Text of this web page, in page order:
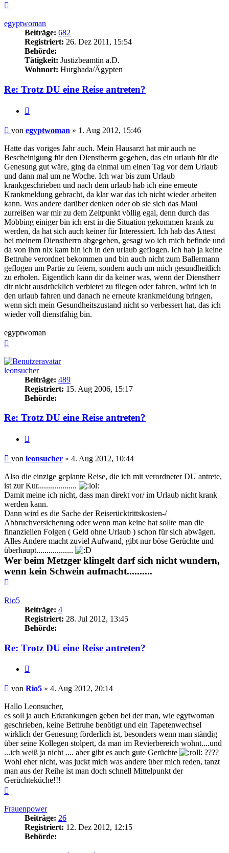
egyptwoman
Beiträge: 682
Registriert: 26. Dez 2011, 15:54
Behörde:
Tätigkeit: Justizbeamtin a.D.
Wohnort: Hurghada/Ägypten
Re: Trotz DU eine Reise antreten?
Beitrag
von egyptwoman » 1. Aug 2012, 15:46
Hatte das voriges Jahr auch. Mein Hausarzt hat mir auch ne
Bescheinigung für den Dienstherrn gegeben, das ein urlaub für die
Genesung gut wäre, ging da einmal um einen Tag vor dem Urlaub
und dann mal um ne Woche. Ich war bis zum Urlaub
krankgeschrieben und nach dem urlaub hab ich eine erneute
Krankmeldung gebracht, da klar war das ich nicht wieder arbeiten
kann. Was andere darüber denken oder ob sie sich das Maul
zurreißen war mir zu dem Zeitpunkt völlig egal, denn durch das
Mobbing einiger bin ich erst in die Situation gekommen krank zu
werden, da hat sich auch keiner für Interessiert. Ich hab das Attest
bei meinem Dienstherrn abgegeben, gesagt wo ich mich befinde und
da von ihm nix kam bin ich in den urlaub geflogen. Ich hab ja keine
Bettruhe verordnet bekommen und bin auch nicht zum Ballermann
geflogen um Partie zu feiern, sondern auch um mich gesundheitlich
zu erholen. Eigentlich kann dir da keiner was, wenn der Dienstherr
dir nicht ausdrücklich verbietet zu fliegen oder fahren, würd ich in
den urlaub fahren und danach ne erneute krankmeldung bringen,
wenn sich mein Gesundheitszustand nicht so verbessert hat, das ich
wieder voll dienstfähig bin.
egyptwoman
leonsucher
Beiträge: 489
Registriert: 15. Aug 2006, 15:17
Behörde:
Re: Trotz DU eine Reise antreten?
Beitrag
von leonsucher » 4. Aug 2012, 10:44
Also die einzige geplante Reise, die ich mit verordneter DU antrete,
ist zur Kur...................
Damit meine ich nicht, dass man direkt vor/ im Urlaub nicht krank
werden kann.
Dann wird es die Sache der Reiserücktrittskosten-/
Abbruchversicherung oder wenn man keine hat sollte man die
finanziellen Folgen ( Geld ohne Urlaub ) schon für sich abwägen.
Alles Andere macht zuviel Aufwand, gibt nur böse Gerüchte und
überhaupt..................
Wer beim Metzger klingelt darf sich nicht wundern,
wenn kein Schwein aufmacht..........
Rio5
Beiträge: 4
Registriert: 28. Jul 2012, 13:45
Behörde:
Re: Trotz DU eine Reise antreten?
Beitrag
von Rio5 » 4. Aug 2012, 20:14
Hallo Leonsucher,
es soll ja auch Erkrankungen geben bei der man, wie egytwoman
geschrieben, keine Bettruhe benötigt und ein Tapetenwechsel
wirklich der Genesung förderlich ist, besonders wenn man ständig
über seine Kollegen stolpert, da man im Revierbereich wohnt....und
...ich weiß ja nicht .... aber gibt es auch gute Gerüchte
????
Wohl eher nicht, was juckt mich was andere über mich reden, tanzt
man aus der Reihe ist man doch schnell Mittelpunkt der
Gerüchteküche!!!
Frauenpower
Beiträge: 26
Registriert: 12. Dez 2012, 12:15
Behörde: